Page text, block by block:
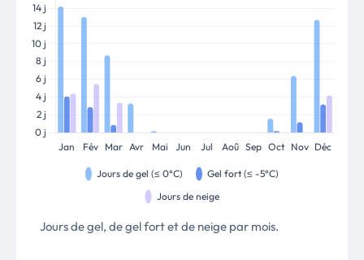
Jours de gel, de gel fort et de neige par mois.